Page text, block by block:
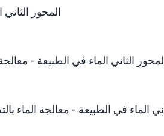
المحور
الثاني الماء في الطبيعة - معالجة الماء
في الطبيعة - معالجة الماء بالتصفية - الجزء 2 -